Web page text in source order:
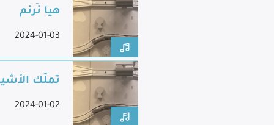
هيا نُرنم
2024-01-03
تملُك
2024-01-02